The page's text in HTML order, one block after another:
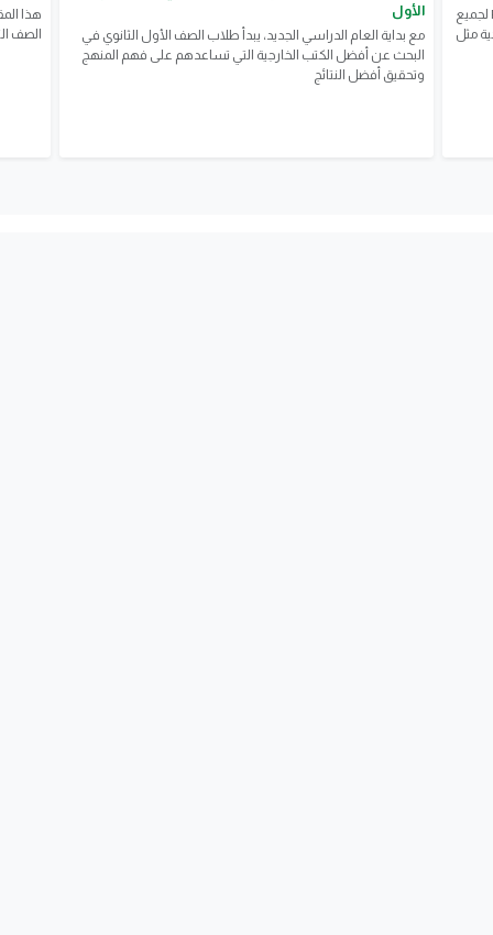
تحميل جميع كتب الصف الثالث الثانوي الترم الأول 2027 PDF لجميع
مثل
الأول
مع بداية العام الدراسي الجديد، يبدأ طلاب الصف الأول الثانوي في
البحث عن أفضل الكتب الخارجية التي تساعدهم على فهم المنهج
وتحقيق أفضل النتائج
الصف